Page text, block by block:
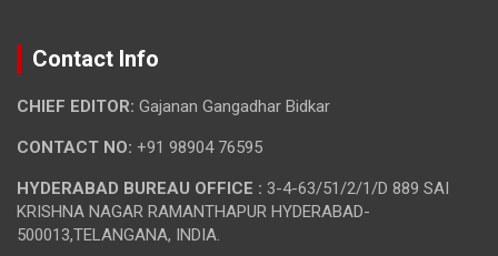
Contact Info
CHIEF EDITOR: Gajanan Gangadhar Bidkar
CONTACT NO: +91 98904 76595
HYDERABAD BUREAU OFFICE : 3-4-63/51/2/1/D 889 SAI
KRISHNA NAGAR RAMANTHAPUR HYDERABAD-
500013,TELANGANA, INDIA.